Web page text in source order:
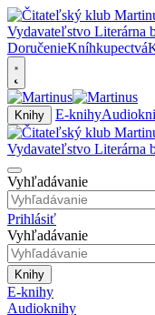
DoručenieKníhkupectvá
Knihy E-knihy
Vyhľadávanie
Prihlásiť
Vyhľadávanie
Knihy
E-knihy
Audioknihy